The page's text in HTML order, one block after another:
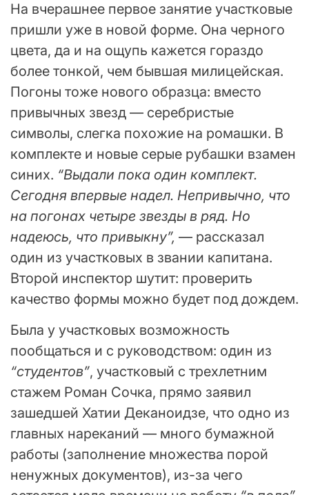
На вчерашнее первое занятие участковые
пришли уже в новой форме. Она черного
цвета, да и на ощупь кажется гораздо
более тонкой, чем бывшая милицейская.
Погоны тоже нового образца: вместо
привычных звезд — серебристые
символы, слегка похожие на ромашки. В
комплекте и новые серые рубашки взамен
синих. “Выдали пока один комплект.
Сегодня впервые надел. Непривычно, что
на погонах четыре звезды в ряд. Но
надеюсь, что привыкну”, — рассказал
один из участковых в звании капитана.
Второй инспектор шутит: проверить
качество формы можно будет под дождем.
Была у участковых возможность
пообщаться и с руководством: один из
“студентов”, участковый с трехлетним
стажем Роман Сочка, прямо заявил
зашедшей Хатии Деканоидзе, что одно из
главных нареканий — много бумажной
работы (заполнение множества порой
ненужных документов), из-за чего